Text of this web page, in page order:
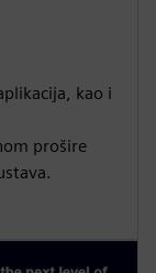
kao i
prošire